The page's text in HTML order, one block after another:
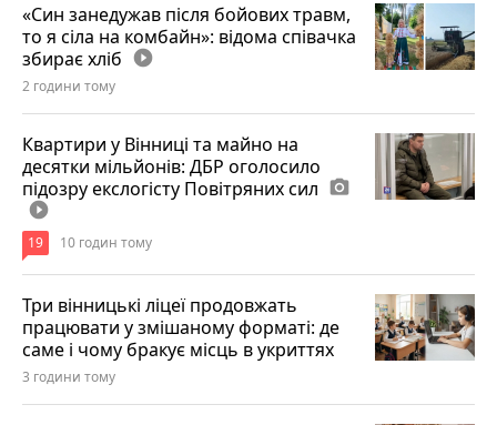
«Син занедужав після бойових травм,
то я сіла на комбайн»: відома співачка
збирає хліб play_circle_filled
2 години тому
Квартири у Вінниці та майно на
десятки мільйонів: ДБР оголосило
підозру екслогісту Повітряних сил photo_camera
play_circle_filled
19 10 годин тому
Три вінницькі ліцеї продовжать
працювати у змішаному форматі: де
саме і чому бракує місць в укриттях
3 години тому